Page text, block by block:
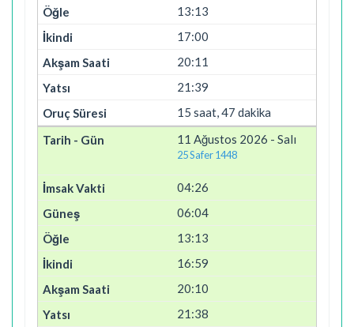
13:13
17:00
20:11
21:39
15 saat, 47 dakika
11 Ağustos 2026 - Salı
25 Safer 1448
04:26
06:04
13:13
16:59
20:10
21:38